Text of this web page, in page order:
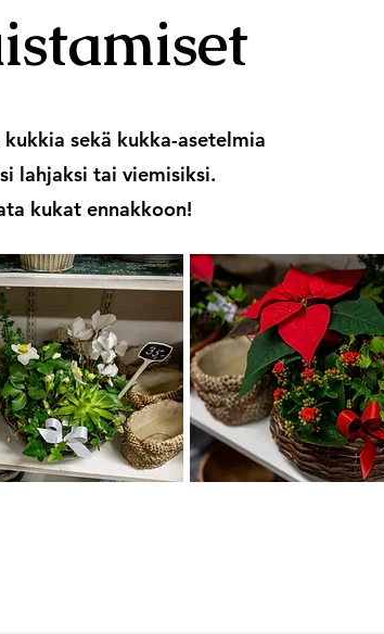
sekä kukka-asetelmia
lahjaksi tai viemisiksi.
kukat ennakkoon!